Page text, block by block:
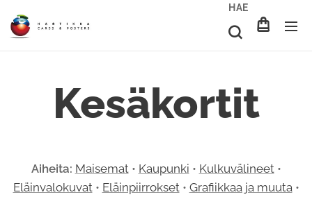
HAE
Kesäkortit
Aiheita: Maisemat• Kaupunki • Kulkuvälineet•
Eläinvalokuvat• Eläinpiirrokset• Grafiikkaa ja muuta•